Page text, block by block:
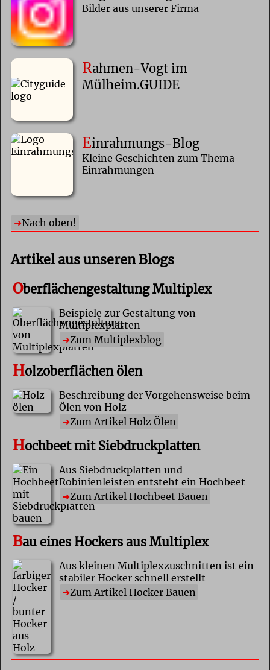
Bilder aus unserer Firma
Rahmen-Vogt im
Mülheim.GUIDE
Einrahmungs-Blog
Kleine Geschichten zum Thema
Einrahmungen
Nach oben!
Artikel aus unseren Blogs
Oberflächengestaltung Multiplex
Beispiele zur Gestaltung von
Multiplexplatten
Zum Multiplexblog
Holzoberflächen ölen
Beschreibung der Vorgehensweise beim
Ölen von Holz
Zum Artikel Holz Ölen
Hochbeet mit Siebdruckplatten
Aus Siebdruckplatten und
Robinienleisten entsteht ein Hochbeet
Zum Artikel Hochbeet Bauen
Bau eines Hockers aus Multiplex
Aus kleinen Multiplexzuschnitten ist ein
stabiler Hocker schnell erstellt
Zum Artikel Hocker Bauen